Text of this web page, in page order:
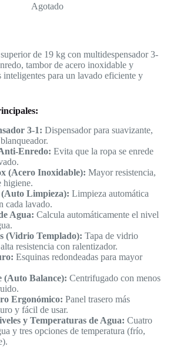
Agotado
de 19 kg con multidespensador 3-
tambor de acero inoxidable y
para un lavado eficiente y
3-1: Dispensador para suavizante,
Enredo: Evita que la ropa se enrede
(Acero Inoxidable): Mayor resistencia,
higiene.
Limpieza): Limpieza automática
cada lavado.
Agua: Calcula automáticamente el nivel
(Vidrio Templado): Tapa de vidrio
resistencia con ralentizador.
Esquinas redondeadas para mayor
(Auto Balance): Centrifugado con menos
Ergonómico: Panel trasero más
y fácil de usar.
y Temperaturas de Agua: Cuatro
y tres opciones de temperatura (frío,